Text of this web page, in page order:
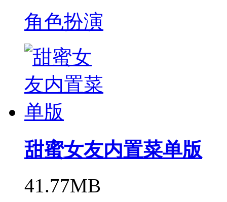
角色扮演
甜蜜女友内置菜单版
41.77MB